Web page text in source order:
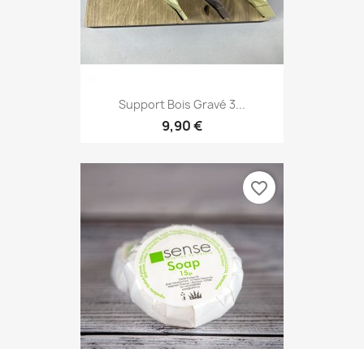
Support Bois Gravé 3...
9,90 €
favorite_border